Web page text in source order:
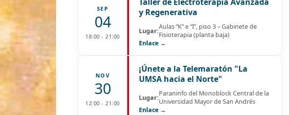
SEP
04
18:00 - 21:00
Taller de Electroterapia Avanzada
y Regenerativa
Lugar:Aulas “K” e “I”, piso 3 – Gabinete de
Fisioterapia (planta baja)
Enlace →
NOV
30
12:00 - 21:00
¡Únete a la Telemaratón "La
UMSA hacia el Norte"
Lugar:Paraninfo del Monoblock Central de la
Universidad Mayor de San Andrés
Enlace →